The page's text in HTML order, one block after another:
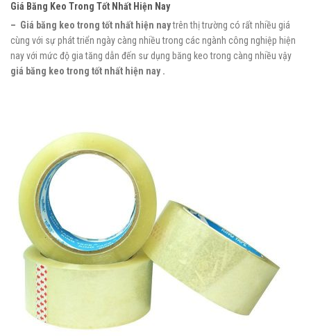
Giá Băng Keo Trong Tốt Nhất Hiện Nay
– Giá băng keo trong tốt nhất hiện naytrên thị trường có rất nhiều giá
cùng với sự phát triển ngày càng nhiều trong các ngành công nghiệp hiện
nay với mức độ gia tăng dẫn đến sư dụng băng keo trong càng nhiều vậy
giá băng keo trong tốt nhất hiện nay .